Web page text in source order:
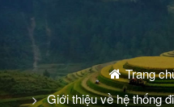
Trang
Giới thiệu về hệ thống